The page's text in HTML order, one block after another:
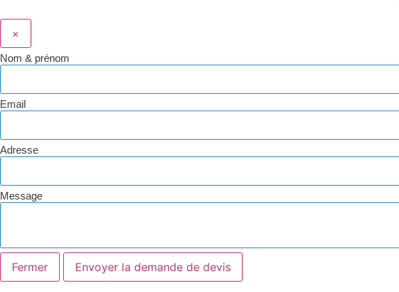
×
Nom & prénom
Email
Adresse
Message
Fermer Envoyer la demande de devis